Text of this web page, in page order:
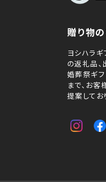
贈り物
ヨシハラ
の返礼品
婚葬祭ギ
まで、お
提案してお